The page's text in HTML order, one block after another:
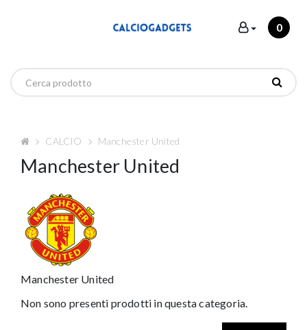
0
CALCIO Manchester United
Manchester United
Manchester United
Non sono presenti prodotti in questa categoria.